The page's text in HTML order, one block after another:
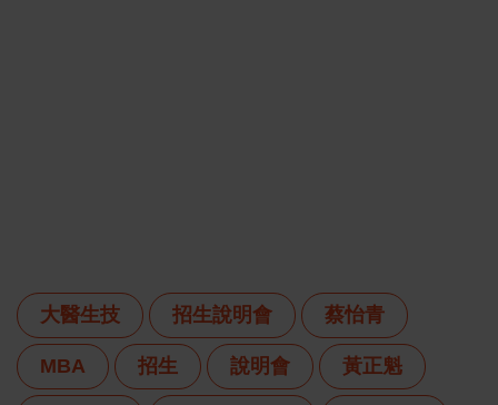
大醫生技 招生說明會 蔡怡青
MBA 招生 說明會 黃正魁